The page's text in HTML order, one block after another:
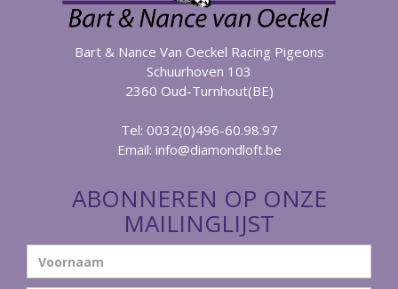
Bart & Nance Van Oeckel Racing Pigeons
Schuurhoven 103
2360 Oud-Turnhout(BE)
Tel: 0032(0)496-60.98.97
Email: info@diamondloft.be
ABONNEREN OP ONZE
MAILINGLIJST